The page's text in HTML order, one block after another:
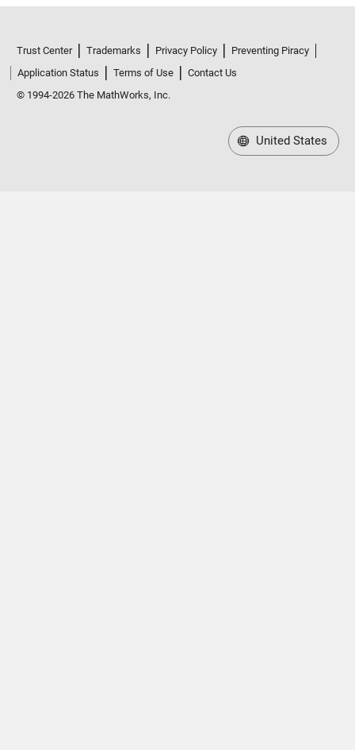
Trust Center Trademarks Privacy Policy
Preventing Piracy
Application Status
Terms of Use
Contact Us
© 1994-2026 The MathWorks, Inc.
United States